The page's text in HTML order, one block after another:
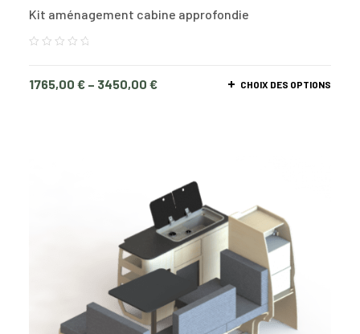
Kit aménagement cabine approfondie
1765,00 € – 3450,00 € CHOIX DES OPTIONS